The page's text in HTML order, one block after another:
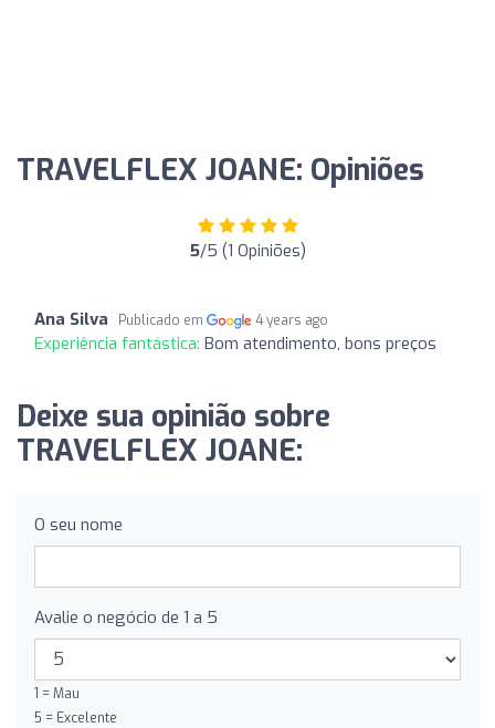
TRAVELFLEX JOANE: Opiniões
5/5 (1 Opiniões)
Ana Silva Publicado em 4 years ago
Experiência fantástica: Bom atendimento, bons preços
Deixe sua opinião sobre
TRAVELFLEX JOANE:
O seu nome
Avalie o negócio de 1 a 5
1 = Mau
5 = Excelente